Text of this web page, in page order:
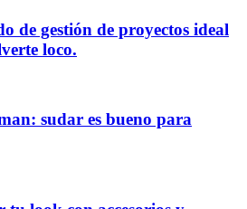
de gestión de proyectos ideal
loco.
sudar es bueno para